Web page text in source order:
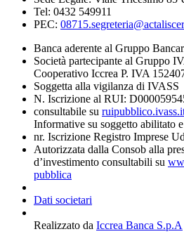
Tel: 0432 549911
PEC:
Banca aderente al Gruppo
Società partecipante al Gruppo
Cooperativo Iccrea P. IVA
Soggetta alla vigilanza di IVASS
N. Iscrizione al RUI:
consultabile su
Informative su soggetto abilitato
nr. Iscrizione Registro Imprese
Autorizzata dalla Consob alla
d’investimento consultabili su
pubblica
Dati societari
Realizzato da Iccrea Banca S.p.A